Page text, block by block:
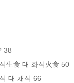
38
生食 대 화식火食 50
대 채식 66